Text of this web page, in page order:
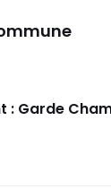
: Garde